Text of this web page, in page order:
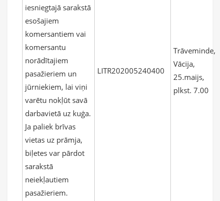
iesniegtajā sarakstā
esošajiem
komersantiem vai
komersantu
norādītajiem
pasažieriem un
jūrniekiem, lai viņi
varētu nokļūt savā
darbavietā uz kuģa.
Ja paliek brīvas
vietas uz prāmja,
biļetes var pārdot
sarakstā
neiekļautiem
pasažieriem.
LITR202005240400
Trāveminde,
Vācija,
25.maijs,
plkst. 7.00